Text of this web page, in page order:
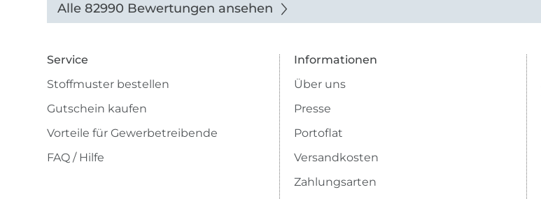
Alle 82990 Bewertungen ansehen
Service
Stoffmuster bestellen
Gutschein kaufen
Vorteile für Gewerbetreibende
FAQ / Hilfe
Informationen
Über uns
Presse
Portoflat
Versandkosten
Zahlungsarten